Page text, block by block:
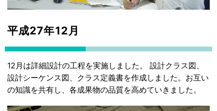
平成27年12月
12月は詳細設計の工程を実施しました。 設計クラス図、
設計シーケンス図、クラス定義書を作成しました。お互い
の知識を共有し、各成果物の品質を高めていきました。